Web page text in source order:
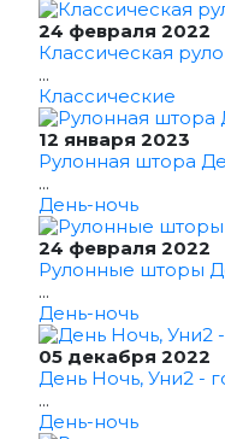
24 февраля 2022
Классическая
...
Классические
12 января 2023
Рулонная штора
...
День-ночь
24 февраля 2022
Рулонные шторы
...
День-ночь
05 декабря 2022
День Ночь, Уни2 -
...
День-ночь